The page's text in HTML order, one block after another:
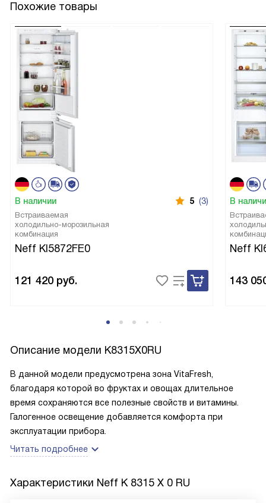
Похожие товары
В наличии 5 (3)
Встраиваемая
холодильно-морозильная
комбинация
Neff KI5872FE0
121 420 руб.
В
Neff
143
Описание модели K8315X0RU
В данной модели предусмотрена зона VitaFresh,
благодаря которой во фруктах и овощах длительное
время сохраняются все полезные свойств и витамины.
Галогенное освещение добавляется комфорта при
эксплуатации прибора.
Читать подробнее
Характеристики Neff K 8315 X 0 RU